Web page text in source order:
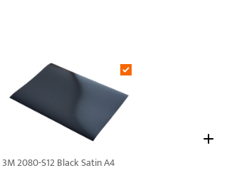
3M 2080-S12 Black Satin A4